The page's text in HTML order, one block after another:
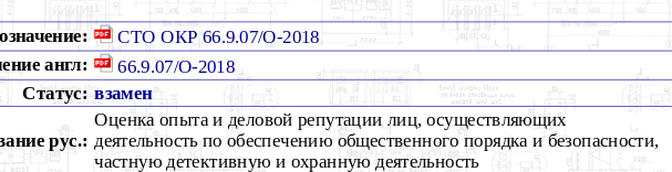
СТО ОКР 66.9.07/О-2018
англ: 66.9.07/О-2018
Статус: взамен
рус.:
Оценка опыта и деловой репутации лиц, осуществляющих
деятельность по обеспечению общественного порядка и безопасности,
частную детективную и охранную деятельность